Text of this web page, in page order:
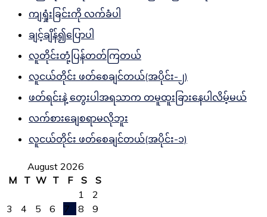
ကျရှုံးခြင်းကို လက်ခံပါ
ချင့်ချိန်၍ပြောပါ
လူတိုင်းတုံ့ပြန်တတ်ကြတယ်
လူငယ်တိုင်း ဖတ်စေချင်တယ်(အပိုင်း-၂)
ဖတ်ရင်းနဲ့ တွေးပါအရသာက တမူထူးခြားနေပါလိမ့်မယ်
လက်စားချေစရာမလိုဘူး
လူငယ်တိုင်း ဖတ်စေချင်တယ်(အပိုင်း-၁)
August 2026
M
T W T F S
S
1
2
3
4 5 6 7 8 9